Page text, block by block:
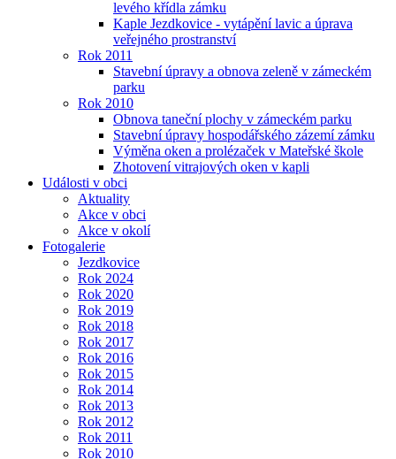
levého křídla zámku
Kaple Jezdkovice - vytápění lavic a úprava
veřejného prostranství
Rok 2011
Stavební úpravy a obnova zeleně v zámeckém
parku
Rok 2010
Obnova taneční plochy v zámeckém parku
Stavební úpravy hospodářského zázemí zámku
Výměna oken a prolézaček v Mateřské škole
Zhotovení vitrajových oken v kapli
Události v obci
Aktuality
Akce v obci
Akce v okolí
Fotogalerie
Jezdkovice
Rok 2024
Rok 2020
Rok 2019
Rok 2018
Rok 2017
Rok 2016
Rok 2015
Rok 2014
Rok 2013
Rok 2012
Rok 2011
Rok 2010